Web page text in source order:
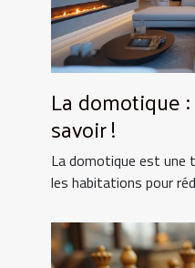
La domotique
savoir !
La domotique est une
les habitations pour